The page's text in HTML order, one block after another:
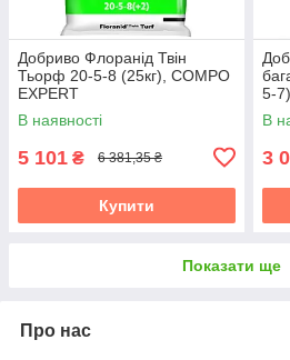
Добриво Флоранід Твін
Тьорф 20-5-8 (25кг), COMPO
EXPERT
В наявності
5 101 ₴ 6 381,35 ₴
Купити
5-
В
3
Показати ще
Про нас